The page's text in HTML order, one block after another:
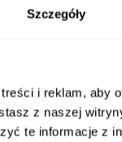
Szczegóły
i reklam, aby
z naszej
te informacje z